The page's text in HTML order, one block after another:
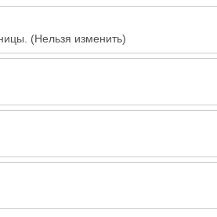
(Нельзя изменить)
сайта, безопасности,
как используется наш сайт
Эти данные используются для
пользовательского опыта.
рекламу в
кампаний (показы,
Дата и время